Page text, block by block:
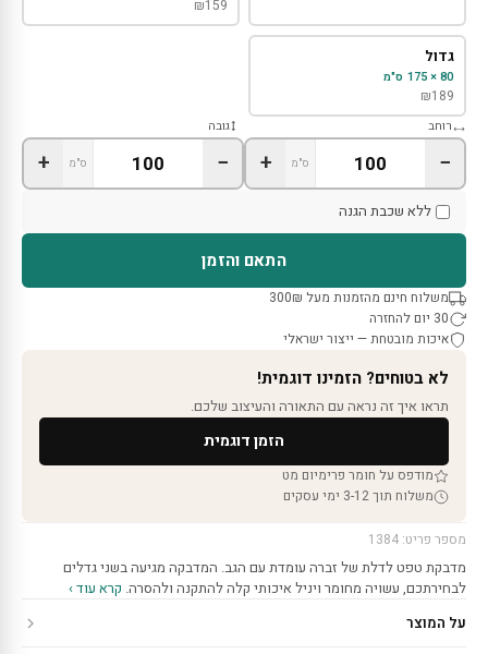
₪159
גדול
80 × 175 ס"מ
₪189
רוחב
− ס"מ +
גובה
− ס"מ +
ללא שכבת הגנה
התאם והזמן
משלוח חינם מהזמנות מעל 300₪
30 יום להחזרה
איכות מובטחת — ייצור ישראלי
לא בטוחים? הזמינו דוגמית!
תראו איך זה נראה עם התאורה והעיצוב שלכם.
הזמן דוגמית
מודפס על חומר פרימיום מט
משלוח תוך 3-12 ימי עסקים
מספר פריט: 1384
מדבקת טפט לדלת של זברה עומדת עם הגב. המדבקה מגיעה בשני גדלים
לבחירתכם, עשויה מחומר ויניל איכותי קלה להתקנה ולהסרה. קרא עוד ›
על המוצר